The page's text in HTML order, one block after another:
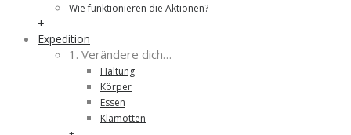
Wie funktionieren die Aktionen?
+
Expedition
1. Verändere dich…
Haltung
Körper
Essen
Klamotten